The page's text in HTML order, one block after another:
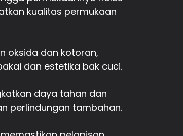
kualitas permukaan
oksida dan kotoran,
dan estetika bak cuci.
daya tahan dan
perlindungan tambahan.